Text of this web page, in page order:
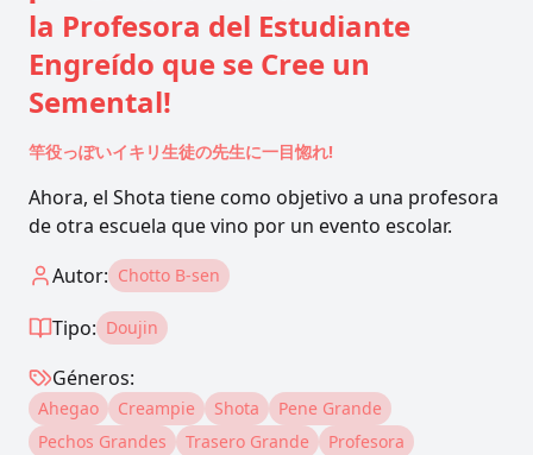
la Profesora del Estudiante
Engreído que se Cree un
Semental!
竿役っぽいイキリ生徒の先生に一目惚れ!
Ahora, el Shota tiene como objetivo a una profesora
de otra escuela que vino por un evento escolar.
Autor: Chotto B-sen
Tipo: Doujin
Géneros:
Ahegao Creampie Shota
Pene Grande
Pechos Grandes
Trasero Grande
Profesora